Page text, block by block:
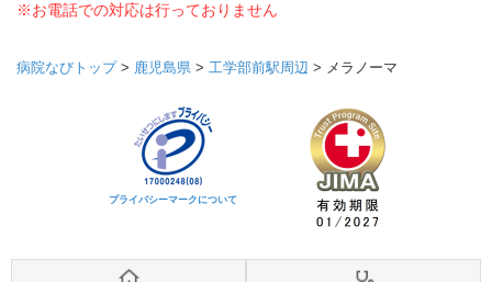
※お電話での対応は行っておりません
病院なびトップ> 鹿児島県 > 工学部前駅周辺 > メラノーマ
プライバシーマークについて